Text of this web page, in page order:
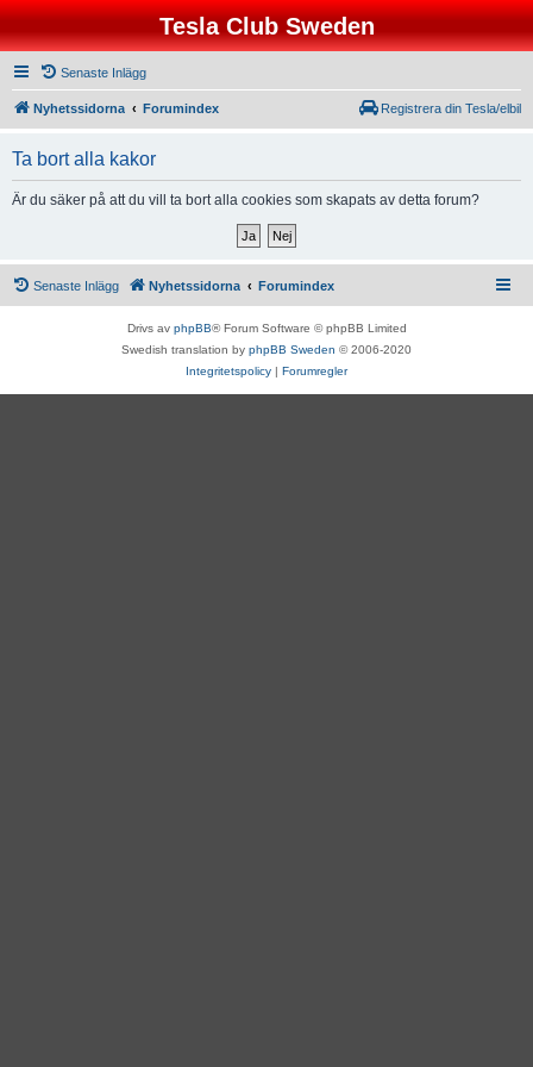
Tesla Club Sweden
Senaste Inlägg
Nyhetssidorna Forumindex Registrera din Tesla/elbil
Ta bort alla kakor
Är du säker på att du vill ta bort alla cookies som skapats av detta forum?
Senaste Inlägg Nyhetssidorna Forumindex
Drivs av phpBB® Forum Software © phpBB Limited
Swedish translation by phpBB Sweden © 2006-2020
Integritetspolicy | Forumregler